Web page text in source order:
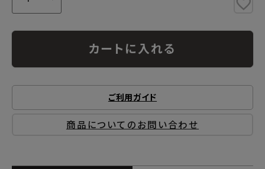
カートに入れる
ご利用ガイド
商品についてのお問い合わせ